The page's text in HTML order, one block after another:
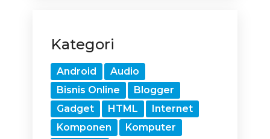
Kategori
Android
Audio
Bisnis Online
Blogger
Gadget
HTML
Internet
Komponen
Komputer